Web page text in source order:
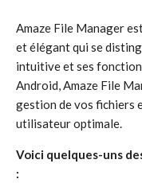
Amaze File Manager
et élégant qui se
intuitive et ses
Android, Amaze File
gestion de vos fichiers
utilisateur optimale.
Voici quelques-uns
: